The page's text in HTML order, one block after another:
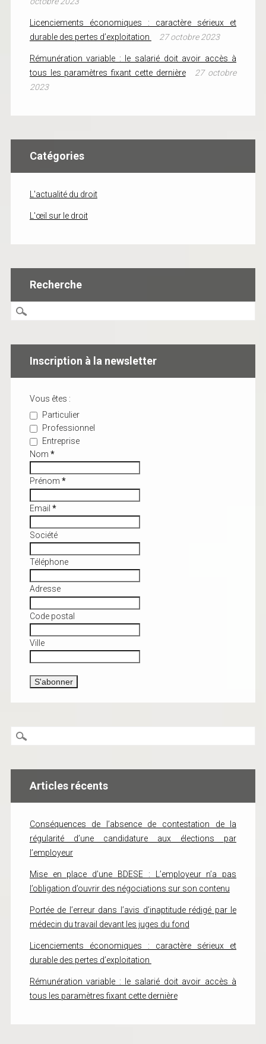
Licenciements économiques : caractère sérieux et
durable des pertes d’exploitation
27 octobre 2023
Rémunération variable : le salarié doit avoir accès à
tous les paramètres fixant cette dernière
27 octobre
2023
Catégories
L'actualité du droit
L'œil sur le droit
Recherche
Inscription à la newsletter
Vous êtes :
Particulier
Professionnel
Entreprise
Nom *
Prénom *
Email *
Société
Téléphone
Adresse
Code postal
Ville
Articles récents
Conséquences de l’absence de contestation de la
régularité d’une candidature aux élections par
l’employeur
Mise en place d’une BDESE : L’employeur n’a pas
l’obligation d’ouvrir des négociations sur son contenu
Portée de l’erreur dans l’avis d’inaptitude rédigé par le
médecin du travail devant les juges du fond
Licenciements économiques : caractère sérieux et
durable des pertes d’exploitation
Rémunération variable : le salarié doit avoir accès à
tous les paramètres fixant cette dernière